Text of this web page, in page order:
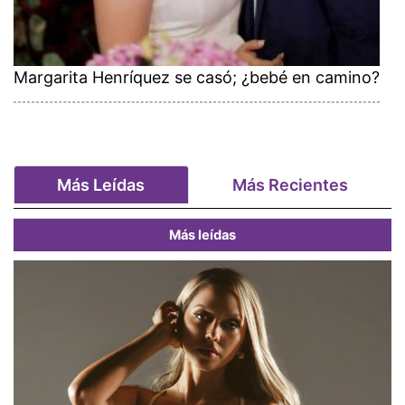
Margarita Henríquez se casó; ¿bebé en camino?
Más Leídas Más Recientes
Más leídas